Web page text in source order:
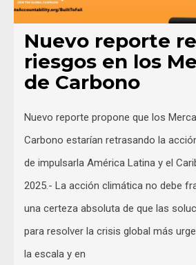
Nuevo reporte
riesgos en los
de Carbono
Nuevo reporte propone que los
Carbono estarían retrasando la
de impulsarla América Latina y el
2025.- La acción climática no debe
una certeza absoluta de que las
para resolver la crisis global más
la escala y en